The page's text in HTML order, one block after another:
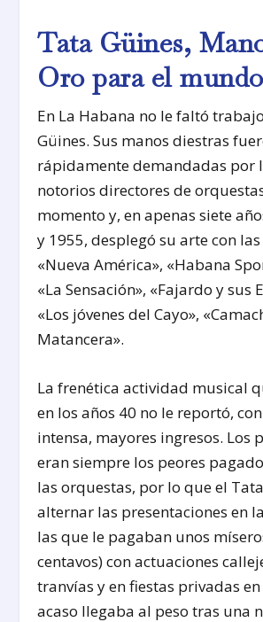
Tata Güines,
Oro para el mundo
En La Habana no le faltó
Güines. Sus manos diestras
rápidamente demandadas por
notorios directores de
momento y, en apenas siete
y 1955, desplegó su arte con
«Nueva América», «Habana
«La Sensación», «Fajardo y sus
«Los jóvenes del Cayo»,
Matancera».
La frenética actividad musical
en los años 40 no le reportó,
intensa, mayores ingresos. Los
eran siempre los peores
las orquestas, por lo que el
alternar las presentaciones en
las que le pagaban unos
centavos) con actuaciones
tranvías y en fiestas privadas
acaso llegaba al peso tras una